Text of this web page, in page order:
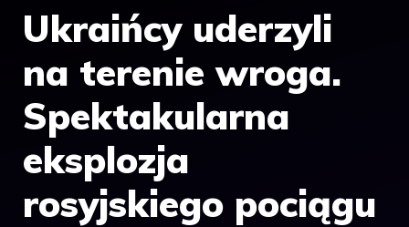
Ukraińcy uderzyli
na terenie wroga.
Spektakularna
eksplozja
rosyjskiego pociągu